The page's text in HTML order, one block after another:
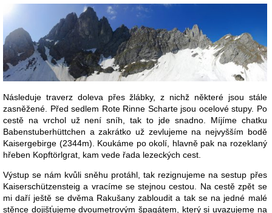
Následuje traverz doleva přes žlábky, z nichž některé jsou stále
zasněžené. Před sedlem Rote Rinne Scharte jsou ocelové stupy. Po
cestě na vrchol už není sníh, tak to jde snadno. Míjíme chatku
Babenstuberhüttchen a zakrátko už zevlujeme na nejvyšším bodě
Kaisergebirge (2344m). Koukáme po okolí, hlavně pak na rozeklaný
hřeben Kopftörlgrat, kam vede řada lezeckých cest.
Výstup se nám kvůli sněhu protáhl, tak rezignujeme na sestup přes
Kaiserschützensteig a vracíme se stejnou cestou. Na cestě zpět se
mi daří ještě se dvěma Rakušany zabloudit a tak se na jedné malé
stěnce dojišťujeme dvoumetrovým špagátem, který si uvazujeme na